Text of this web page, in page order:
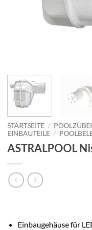
STARTSEITE /
EINBAUTEILE /
ASTRALPOOL
Einbaugehäuse für